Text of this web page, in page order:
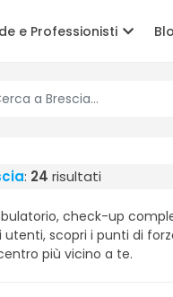
e Professionisti
: 24 risultati
check-up
utenti, scopri i punti di
più vicino a te.